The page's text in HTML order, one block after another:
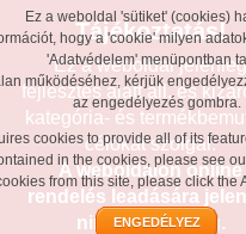
Ez a weboldal 'sütiket' (cookies)
hogy a 'cookie' milyen
'Adatvédelem' menüpontban
működéséhez, kérjük
az engedélyezés gombra.
cookies to provide all of its
in the cookies, please see
from this site, please click the
ENGEDÉLYEZ
Tájékoztatás!
Ez a weboldal jelenleg
fejlesztés alatt áll, és
kategória- és
célokat szolgál.
A weboldalon online
rendelés leadására
nincs lehetőség.